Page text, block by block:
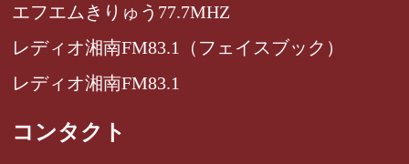
エフエムきりゅう77.7MHZ
レディオ湘南FM83.1（フェイスブック）
レディオ湘南FM83.1
コンタクト